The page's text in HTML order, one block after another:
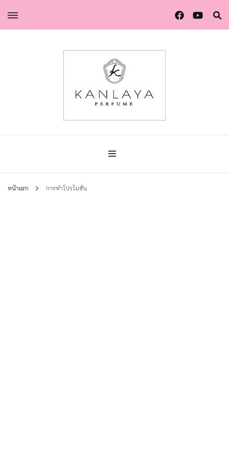
น้ำหอมกัลยา
น้ำหอมกัลยา น้ำหอมแท้แบรนด์ไทย คุณภาพยุโรป
หน้าแรก การทำโปรโมชั่น